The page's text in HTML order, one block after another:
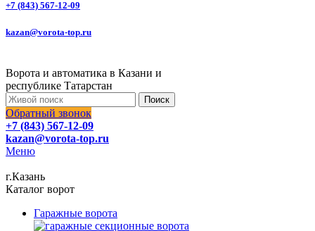
+7 (843) 567-12-09
kazan@vorota-top.ru
Ворота и автоматика в Казани и
республике Татарстан
Поиск
Обратный звонок
+7 (843) 567-12-09
kazan@vorota-top.ru
Меню
г.Казань
Каталог ворот
Гаражные ворота